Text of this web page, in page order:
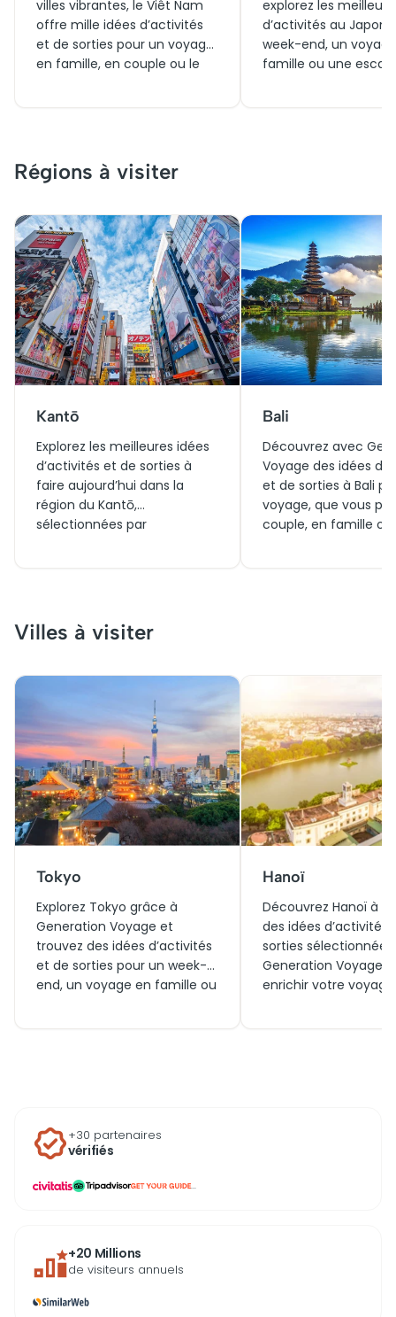
villes vibrantes, le Viêt Nam
offre mille idées d’activités
et de sorties pour un voyage
en famille, en couple ou le
à vivre aujourd’hui ou lors
d’un séjour autour des
explorez les
d’activités au Japon
week-end, un
famille ou une
pour vivre le pays
toutes ses facettes.
Régions à visiter
Kantō
Explorez les meilleures idées
d’activités et de sorties à
faire aujourd’hui dans la
région du Kantō,
sélectionnées par
ou en solo, trouvez des
visites incontournables, des
expériences uniques autour
de Tokyo et de ses environs.
Bali
Découvrez avec
Voyage des idées
et de sorties à Bali
voyage, que vous
couple, en famille ou
Villes à visiter
Tokyo
Explorez Tokyo grâce à
Generation Voyage et
trouvez des idées d’activités
et de sorties pour un week-
end, un voyage en famille ou
adaptées à toutes vos
envies.
Hanoï
Découvrez Hanoï à
des idées d’activités
sorties
Generation Voyage
enrichir votre
+30 partenaires
vérifiés
...
+20 Millions
de visiteurs annuels